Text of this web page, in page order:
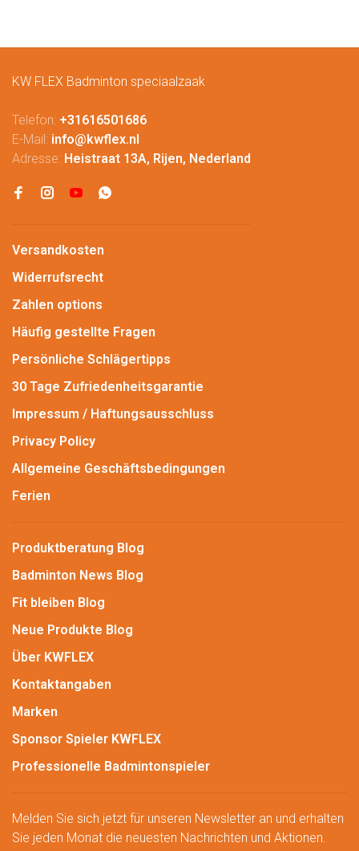
KW FLEX Badminton speciaalzaak
Telefon: +31616501686
E-Mail: info@kwflex.nl
Adresse: Heistraat 13A, Rijen, Nederland
Versandkosten
Widerrufsrecht
Zahlen options
Häufig gestellte Fragen
Persönliche Schlägertipps
30 Tage Zufriedenheitsgarantie
Impressum / Haftungsausschluss
Privacy Policy
Allgemeine Geschäftsbedingungen
Ferien
Produktberatung Blog
Badminton News Blog
Fit bleiben Blog
Neue Produkte Blog
Über KWFLEX
Kontaktangaben
Marken
Sponsor Spieler KWFLEX
Professionelle Badmintonspieler
Melden Sie sich jetzt für unseren Newsletter an und erhalten
Sie jeden Monat die neuesten Nachrichten und Aktionen.